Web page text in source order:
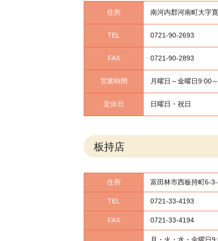
住所 南河内郡河南町大字
TEL 0721-90-2693
FAX 0721-90-2893
営業時間 月曜日～金曜日
定休日 日曜日・祝日
板持店
住所 富田林市西板持町6-
TEL 0721-33-4193
FAX 0721-33-4194